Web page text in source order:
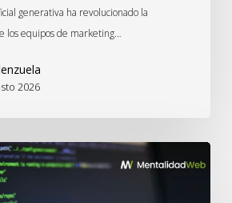
generativa ha revolucionado la
los equipos de marketing…
2026